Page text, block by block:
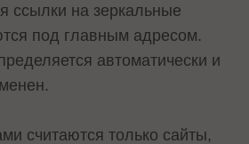
ссылки на зеркальные
под главным адресом.
автоматически и
считаются только сайты,